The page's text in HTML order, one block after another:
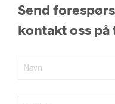
Send
kontakt oss på